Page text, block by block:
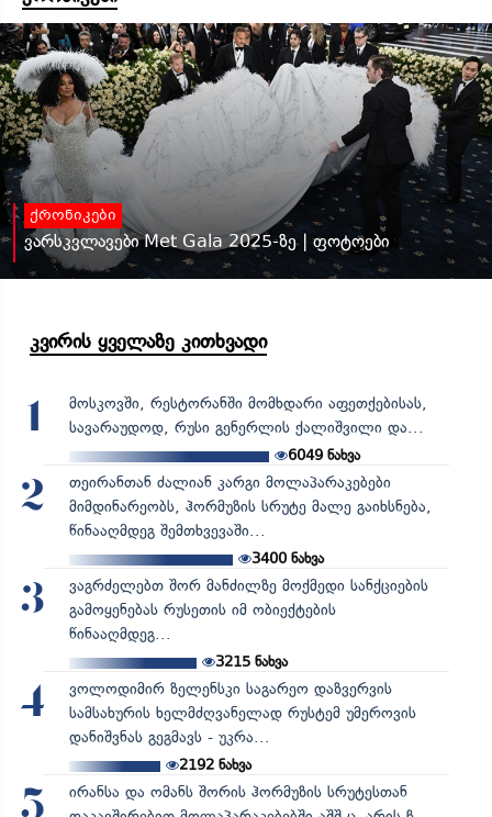
ქრონიკები
ვარსკვლავები Met Gala 2025-ზე | ფოტოები
კვირის ყველაზე კითხვადი
1
მოსკოვში, რესტორანში მომხდარი აფეთქებისას,
სავარაუდოდ, რუსი გენერლის ქალიშვილი და...
6049 ნახვა
2
თეირანთან ძალიან კარგი მოლაპარაკებები
მიმდინარეობს, ჰორმუზის სრუტე მალე გაიხსნება,
წინააღმდეგ შემთხვევაში...
3400ნახვა
3
ვაგრძელებთ შორ მანძილზე მოქმედი სანქციების
გამოყენებას რუსეთის იმ ობიექტების
წინააღმდეგ...
3215ნახვა
4
ვოლოდიმირ ზელენსკი საგარეო დაზვერვის
სამსახურის ხელმძღვანელად რუსტემ უმეროვის
დანიშვნას გეგმავს - უკრა...
2192ნახვა
5
ირანსა და ომანს შორის ჰორმუზის სრუტესთან